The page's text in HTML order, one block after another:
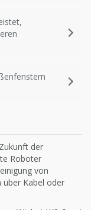
der
Roboter
von
über Kabel oder